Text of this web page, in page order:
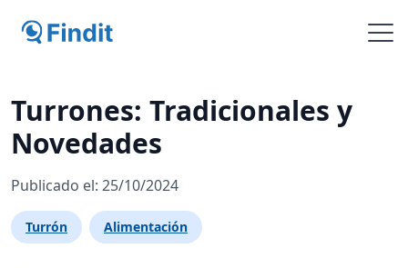
Turrones: Tradicionales y
Novedades
Publicado el: 25/10/2024
Turrón Alimentación